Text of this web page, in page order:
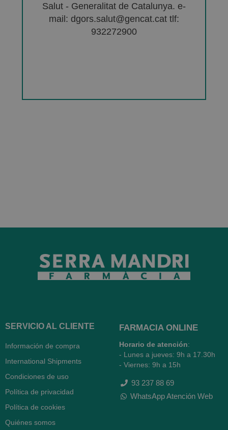
Salut - Generalitat de Catalunya. e-
mail: dgors.salut@gencat.cat tlf:
932272900
SERVICIO AL CLIENTE
Información de compra
International Shipments
Condiciones de uso
Política de privacidad
Política de cookies
Quiénes somos
FARMACIA ONLINE
Horario de atención:
- Lunes a jueves: 9h a 17.30h
- Viernes: 9h a 15h
93 237 88 69
WhatsApp Atención Web